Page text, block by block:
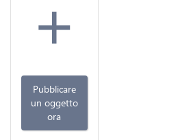
+
Pubblicare
un oggetto
ora